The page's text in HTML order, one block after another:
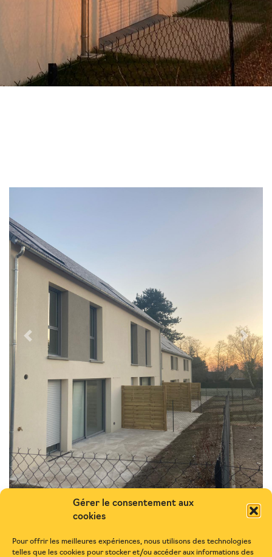
Gérer le consentement aux
cookies
Pour offrir les meilleures expériences, nous utilisons des technologies
telles que les cookies pour stocker et/ou accéder aux informations des
Previous Next